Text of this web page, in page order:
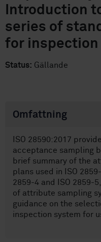
Introduction
series of
for
Status: Gällande
Omfattning
ISO 28590:2017
acceptance sampling
brief summary of the
plans used in ISO
2859-4 and ISO 2859-
of attribute sampling
guidance on the
inspection system for